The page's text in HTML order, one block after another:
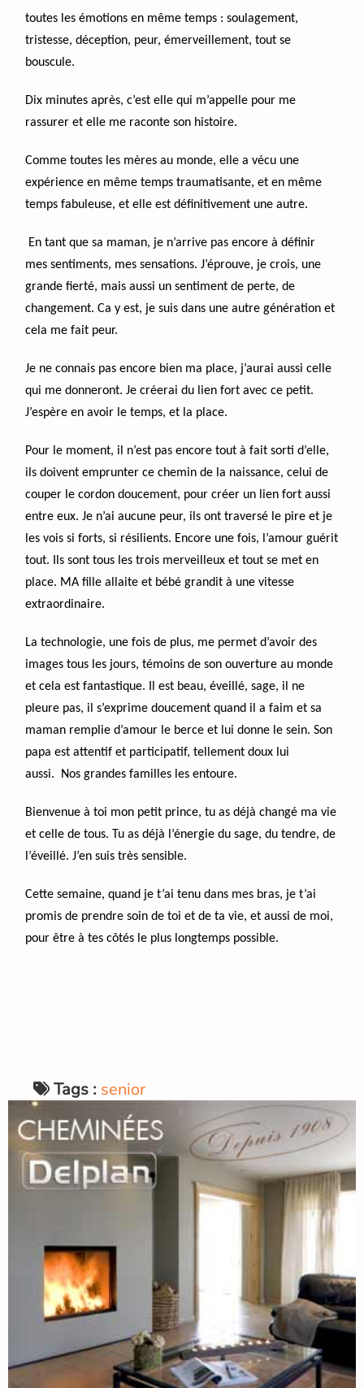
toutes les émotions en même temps : soulagement,
tristesse, déception, peur, émerveillement, tout se
bouscule.
Dix minutes après, c’est elle qui m’appelle pour me
rassurer et elle me raconte son histoire.
Comme toutes les mères au monde, elle a vécu une
expérience en même temps traumatisante, et en même
temps fabuleuse, et elle est définitivement une autre.
En tant que sa maman, je n’arrive pas encore à définir
mes sentiments, mes sensations. J’éprouve, je crois, une
grande fierté, mais aussi un sentiment de perte, de
changement. Ca y est, je suis dans une autre génération et
cela me fait peur.
Je ne connais pas encore bien ma place, j’aurai aussi celle
qui me donneront. Je créerai du lien fort avec ce petit.
J’espère en avoir le temps, et la place.
Pour le moment, il n’est pas encore tout à fait sorti d’elle,
ils doivent emprunter ce chemin de la naissance, celui de
couper le cordon doucement, pour créer un lien fort aussi
entre eux. Je n’ai aucune peur, ils ont traversé le pire et je
les vois si forts, si résilients. Encore une fois, l’amour guérit
tout. Ils sont tous les trois merveilleux et tout se met en
place. MA fille allaite et bébé grandit à une vitesse
extraordinaire.
La technologie, une fois de plus, me permet d’avoir des
images tous les jours, témoins de son ouverture au monde
et cela est fantastique. Il est beau, éveillé, sage, il ne
pleure pas, il s’exprime doucement quand il a faim et sa
maman remplie d’amour le berce et lui donne le sein. Son
papa est attentif et participatif, tellement doux lui
aussi. Nos grandes familles les entoure.
Bienvenue à toi mon petit prince, tu as déjà changé ma vie
et celle de tous. Tu as déjà l’énergie du sage, du tendre, de
l’éveillé. J’en suis très sensible.
Cette semaine, quand je t’ai tenu dans mes bras, je t’ai
promis de prendre soin de toi et de ta vie, et aussi de moi,
pour être à tes côtés le plus longtemps possible.
Tags : senior